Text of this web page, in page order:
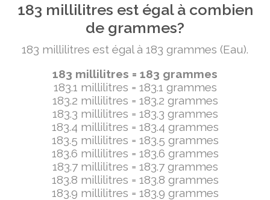
183 millilitres est égal à combien
de grammes?
183 millilitres est égal à 183 grammes (Eau).
183 millilitres = 183 grammes
183.1 millilitres = 183.1 grammes
183.2 millilitres = 183.2 grammes
183.3 millilitres = 183.3 grammes
183.4 millilitres = 183.4 grammes
183.5 millilitres = 183.5 grammes
183.6 millilitres = 183.6 grammes
183.7 millilitres = 183.7 grammes
183.8 millilitres = 183.8 grammes
183.9 millilitres = 183.9 grammes